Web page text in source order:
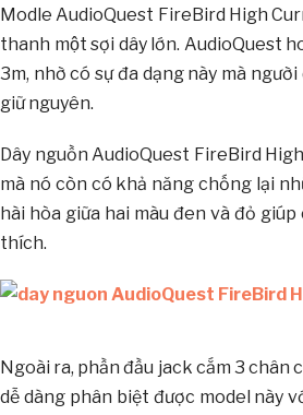
Modle AudioQuest FireBird High
thanh một sợi dây lớn. AudioQuest
3m, nhờ có sự đa dạng này mà
giữ nguyên.
Dây nguồn AudioQuest FireBird
mà nó còn có khả năng chống lại
hài hòa giữa hai màu đen và đỏ
thích.
Ngoài ra, phần đầu jack cắm 3
dễ dàng phân biệt được model này